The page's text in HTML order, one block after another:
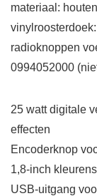
materiaal:
radioknoppen
0994052000
25 watt digitale
effecten
Encoderknop
1,8-inch
USB-uitgang